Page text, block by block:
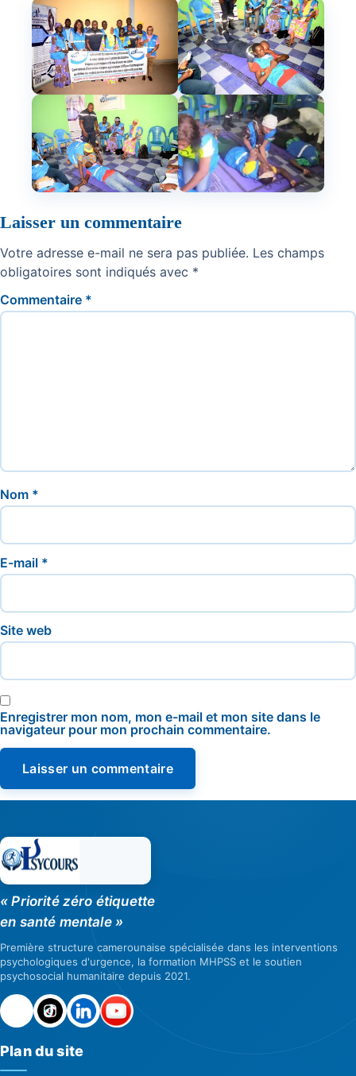
Laisser un commentaire
Votre adresse e-mail ne sera pas publiée. Les champs
obligatoires sont indiqués avec *
Commentaire *
Nom *
E-mail *
Site web
Enregistrer mon nom, mon e-mail et mon site dans le
navigateur pour mon prochain commentaire.
« Priorité zéro étiquette
en santé mentale »
Première structure camerounaise spécialisée dans les interventions
psychologiques d'urgence, la formation MHPSS et le soutien
psychosocial humanitaire depuis 2021.
Plan du site